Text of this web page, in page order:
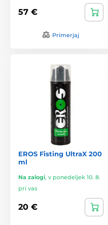
57 €
Primerjaj
EROS Fisting UltraX 200
ml
Na zalogi, v ponedeljek 10. 8.
pri vas
20 €